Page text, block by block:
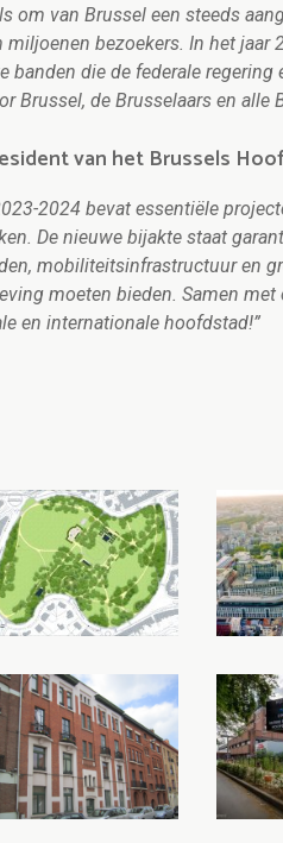
om van Brussel een steeds
bezoekers. In het jaar
banden die de federale
Brussel, de Brusselaars en alle
van het Brussels
2024 bevat essentiële
De nieuwe bijakte staat
mobiliteitsinfrastructuur en
moeten bieden. Samen
en internationale hoofdstad!”